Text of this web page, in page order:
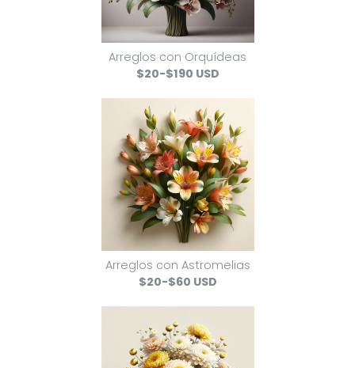
Arreglos con Orquídeas
$20-$190 USD
Arreglos con Astromelias
$20-$60 USD